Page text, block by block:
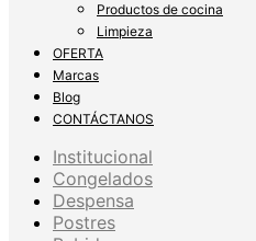
Productos de cocina
Limpieza
OFERTA
Marcas
Blog
CONTÁCTANOS
Institucional
Congelados
Despensa
Postres